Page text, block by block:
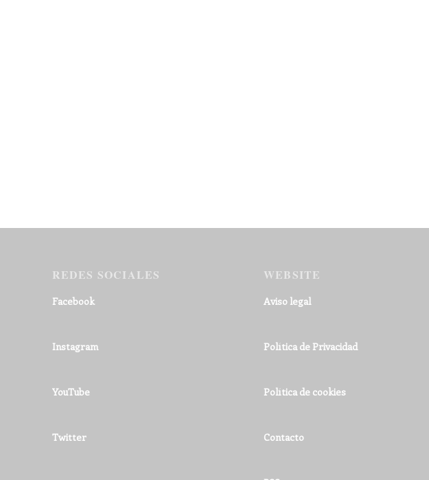
REDES SOCIALES
Facebook
Instagram
YouTube
Twitter
WEBSITE
Aviso legal
Política de Privacidad
Política de cookies
Contacto